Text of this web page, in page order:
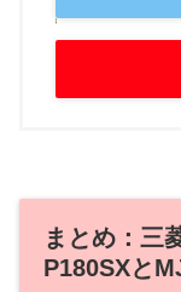
まとめ：三
P180SXと